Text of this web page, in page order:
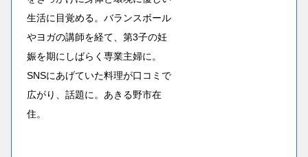
生活に目覚める。バランスボール
やヨガの講師を経て、第3子の妊
娠を期にしばらく専業主婦に。
SNSにあげていた料理が口コミで
広がり、話題に。あきる野市在
住。